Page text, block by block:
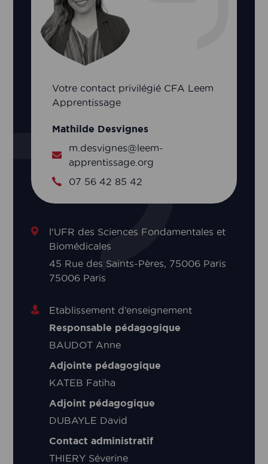
Votre contact privilégié CFA Leem
Apprentissage
Mathilde Desvignes
m.desvignes@leem-
apprentissage.org
07 56 42 85 42
l'UFR des Sciences Fondamentales et
Biomédicales
45 Rue des Saints-Pères, 75006 Paris
75006 Paris
Etablissement d’enseignement
Responsable pédagogique
BAUDOT Anne
Adjointe pédagogique
KATEB Fatiha
Adjoint pédagogique
DUBAYLE David
Contact administratif
THIERY Séverine